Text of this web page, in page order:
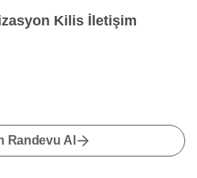
Kilis İletişim
Randevu Al